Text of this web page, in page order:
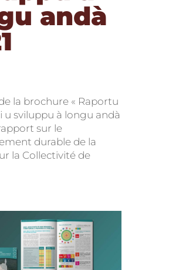
andà
la brochure « Raportu
u sviluppu à longu andà
sur le
durable de la
la Collectivité de